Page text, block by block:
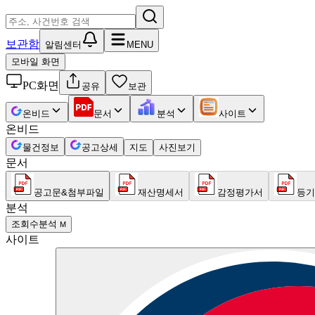
보관함 알림센터
MENU
모바일 화면
PC화면 공유 보관
온비드 문서 분석 사이트
온비드
물건정보 공고상세 지도 사진보기
문서
공고문&첨부파일 재산명세서 감정평가서 등
분석
조회수분석 M
사이트